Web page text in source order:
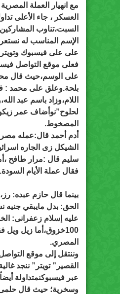
مع انهيار العملة
العسكر ، جاء الأعلى
السبت،تناوب
الإسم المناسب له
على على فيسبوك
فعلى موقع التواصل
على الوسم،حيث قال
بلحة.وعلق على محمد :
اللام،وزاد باسم عبد
لحلوح”نوأضاف عمر
المصخوط.
أدم أحمد قال:عمله مصر
الشيكل زى الجاره
سليم قال :مرار طافح
فقال عملة الأيام السودة.
بينما قال حازم عبده:
الحق: بدل مايبقي جنيه
عليه إسلام زعفرانى:
100خزوق،أما زيل
المصري.
وننتقل إلى موقع
القصير” تويتر” ننجد
عبر فيسبوكنمتداولة
وسخرية؛ حيث قال